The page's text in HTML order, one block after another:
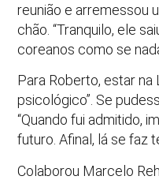
reunião e arremessou
chão. “Tranquilo, ele
coreanos como se
Para Roberto, estar na
psicológico”. Se
“Quando fui admitido,
futuro. Afinal, lá se faz
Colaborou Marcelo